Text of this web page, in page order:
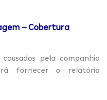
– Cobertura
pela companhia
fornecer o relatório